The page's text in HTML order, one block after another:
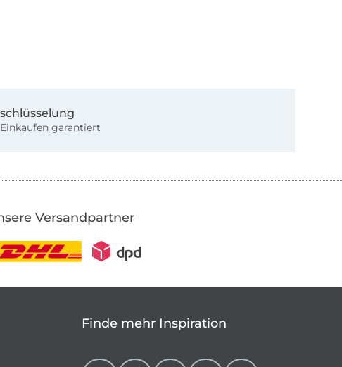
garantiert
Versandpartner
Finde mehr Inspiration